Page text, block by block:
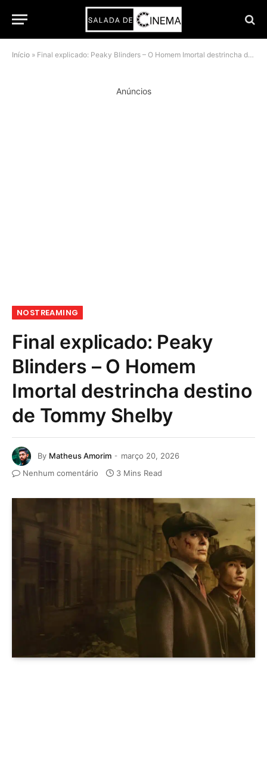
Início » Final explicado: Peaky Blinders – O Homem Imortal destrincha destino de Tommy Shelby
Anúncios
NOSTREAMING
Final explicado: Peaky
Blinders – O Homem
Imortal destrincha destino
de Tommy Shelby
By Matheus Amorim
março 20, 2026
Nenhum comentário
3 Mins Read